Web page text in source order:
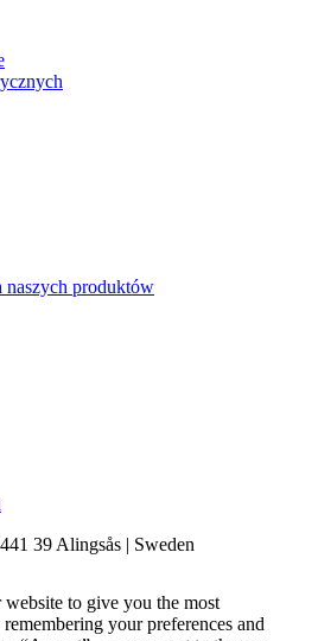
naszych produktów
39 Alingsås | Sweden
website to give you the most
your preferences and